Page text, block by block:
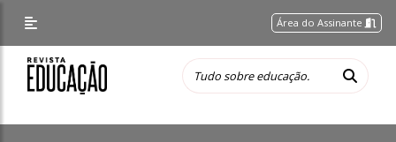
Área do Assinante